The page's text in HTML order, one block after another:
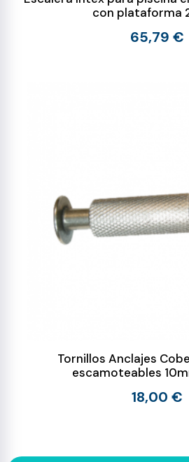
con plataforma
65,79 €
Tornillos Anclajes
escamoteables
18,00 €